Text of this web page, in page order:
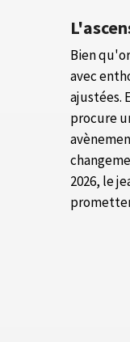
Bien
avec
ajustées.
procure
2026, le